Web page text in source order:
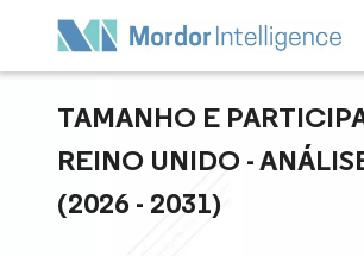
TAMANHO E
REINO UNIDO -
(2026 - 2031)